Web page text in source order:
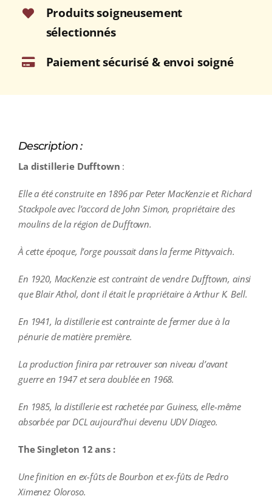
Produits soigneusement
sélectionnés
Paiement sécurisé & envoi soigné
Description :
La distillerie Dufftown :
Elle a été construite en 1896 par Peter MacKenzie et Richard
Stackpole avec l’accord de John Simon, propriétaire des
moulins de la région de Dufftown.
À cette époque, l’orge poussait dans la ferme Pittyvaich.
En 1920, MacKenzie est contraint de vendre Dufftown, ainsi
que Blair Athol, dont il était le propriétaire à Arthur K. Bell.
En 1941, la distillerie est contrainte de fermer due à la
pénurie de matière première.
La production finira par retrouver son niveau d’avant
guerre en 1947 et sera doublée en 1968.
En 1985, la distillerie est rachetée par Guiness, elle-même
absorbée par DCL aujourd’hui devenu UDV Diageo.
The Singleton 12 ans :
Une finition en ex-fûts de Bourbon et ex-fûts de Pedro
Ximenez Oloroso.